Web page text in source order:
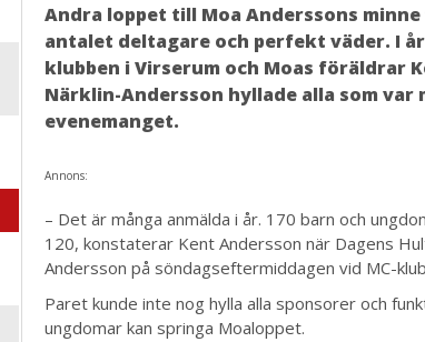
Andra loppet till Moa Anderssons
antalet deltagare och perfekt väder. I
klubben i Virserum och Moas föräldrar
Närklin-Andersson hyllade alla som var
evenemanget.
Annons:
– Det är många anmälda i år. 170 barn och
120, konstaterar Kent Andersson när Dagens
Andersson på söndagseftermiddagen vid MC-
Paret kunde inte nog hylla alla sponsorer och
ungdomar kan springa Moaloppet.